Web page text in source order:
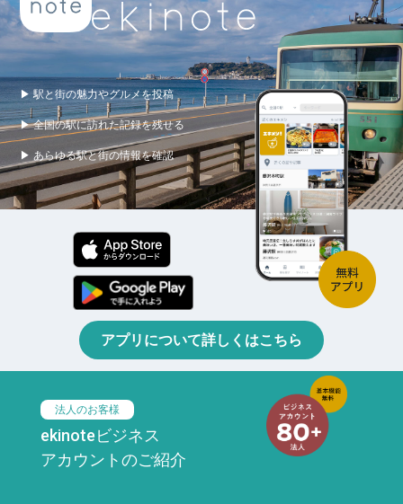
▶ 駅と街の魅力やグルメを投稿
▶ 全国の駅に訪れた記録を残せる
▶ あらゆる駅と街の情報を確認
アプリについて詳しくはこちら
法人のお客様
ekinoteビジネス
アカウントのご紹介